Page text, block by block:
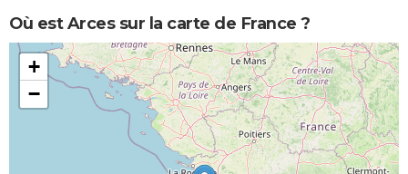
Où est Arces sur la carte de France ?
+
−